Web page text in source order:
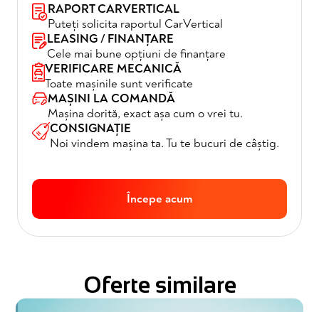
RAPORT CARVERTICAL
Puteți solicita raportul CarVertical
LEASING / FINANȚARE
Cele mai bune opțiuni de finanțare
VERIFICARE MECANICĂ
Toate mașinile sunt verificate
MAȘINI LA COMANDĂ
Mașina dorită, exact așa cum o vrei tu.
CONSIGNAȚIE
Noi vindem mașina ta. Tu te bucuri de câștig.
Începe acum
Oferte similare